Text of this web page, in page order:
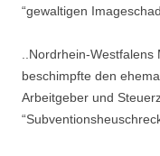
“gewaltigen
..Nordrhein-
beschimpfte den
Arbeitgeber und